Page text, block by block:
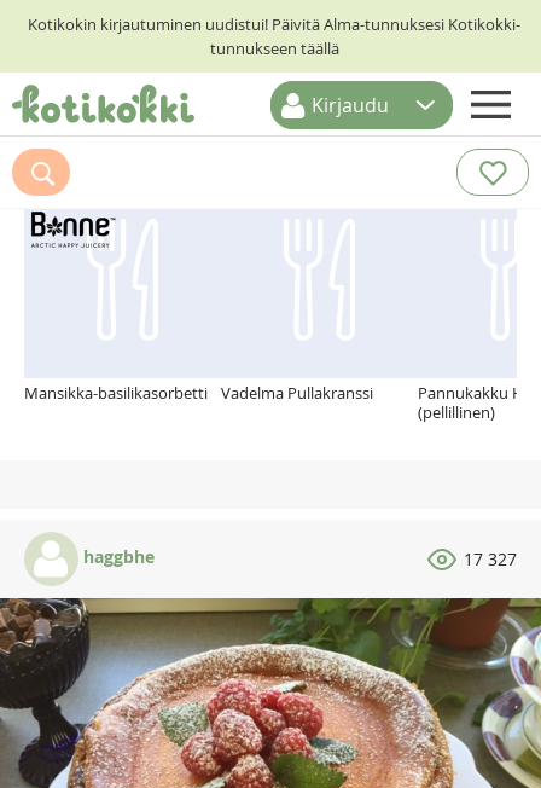
Kotikokin kirjautuminen uudistui! Päivitä Alma-tunnuksesi Kotikokki-
tunnukseen täällä
ETUSIVU
RESEPTIHAKU
RUOKATEEMAT
Kirjaudu
Suosittelemme myös
Mansikka-basilikasorbetti Vadelma Pullakranssi
Pannukakku
(pellillinen)
haggbhe 17 327